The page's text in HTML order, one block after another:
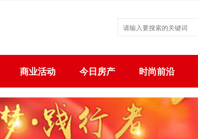
商业活动 今日房产 时尚前沿